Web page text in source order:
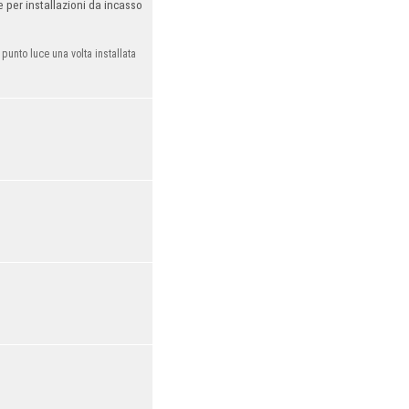
per installazioni da incasso
luce una volta installata